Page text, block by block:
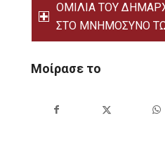
ΟΜΙΛΙΑ ΤΟΥ
ΣΤΟ ΜΝΗΜΟΣΥΝΟ
Μοίρασε το